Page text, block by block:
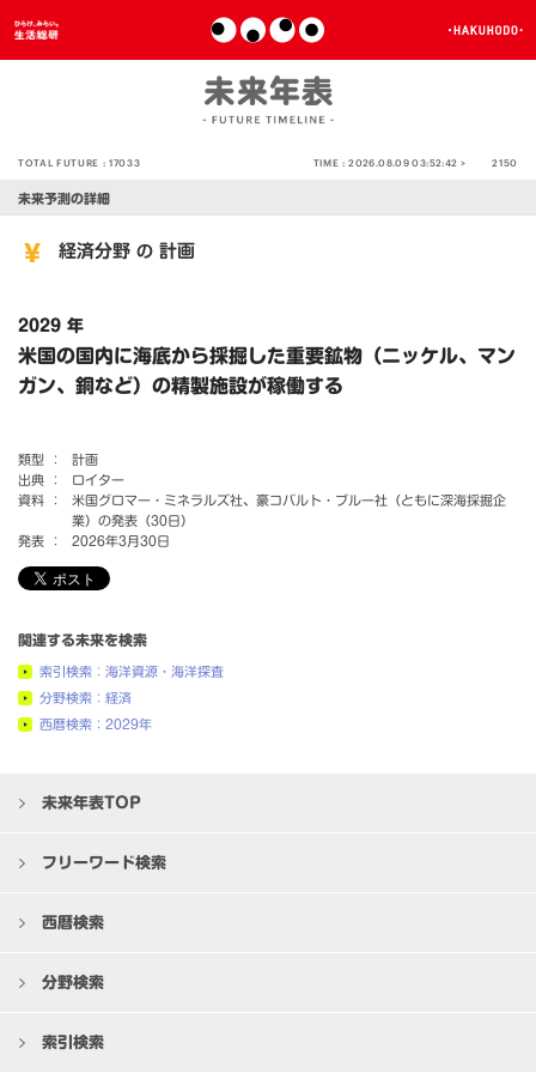
TOTAL FUTURE :17033 TIME :2026.08.09 03:52:42 > 2150
未来予測の詳細
経済分野 の 計画
2029 年
米国の国内に海底から採掘した重要鉱物（ニッケル、マン
ガン、銅など）の精製施設が稼働する
類型 ：
計画
出典 ：
ロイター
資料 ：
米国グロマー・ミネラルズ社、豪コバルト・ブルー社（ともに深海採掘企
業）の発表（30日）
発表 ：
2026年3月30日
関連する未来を検索
索引検索：海洋資源・海洋探査
分野検索：経済
西暦検索：2029年
未来年表TOP
フリーワード検索
西暦検索
分野検索
索引検索